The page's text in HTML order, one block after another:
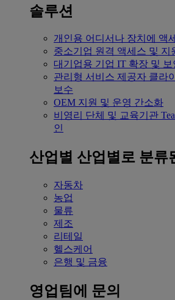
솔루션
개인용 어디서나 장치에 액
중소기업 원격 액세스 및 지
대기업용 기업 IT 확장 및 보
관리형 서비스 제공자 클라
보수
OEM 지원 및 운영 간소화
비영리 단체 및 교육기관
인
산업별 산업별로 분류
자동차
농업
물류
제조
리테일
헬스케어
은행 및 금융
영업팀에 문의